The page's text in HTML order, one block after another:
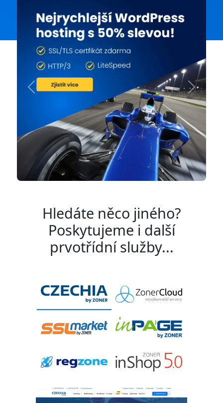
Previous Next
Hledáte něco jiného?
Poskytujeme i další
prvotřídní služby...